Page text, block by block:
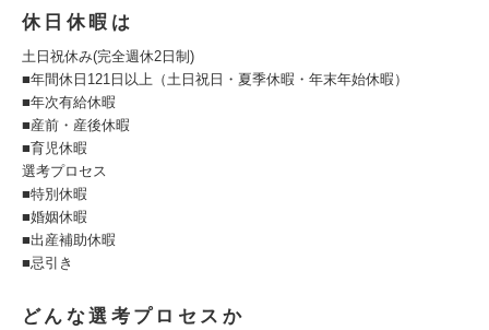
休日休暇は
土日祝休み(完全週休2日制)
■年間休日121日以上（土日祝日・夏季休暇・年末年始休暇）
■年次有給休暇
■産前・産後休暇
■育児休暇
選考プロセス
■特別休暇
■婚姻休暇
■出産補助休暇
■忌引き
どんな選考プロセスか